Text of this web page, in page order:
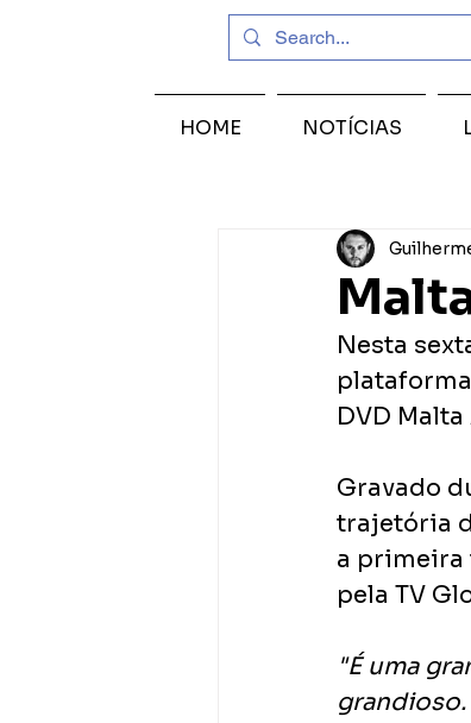
Nesta
DVD
Gravado
trajetória
a primeira
pela TV
"É uma
HOME NOTÍCIAS